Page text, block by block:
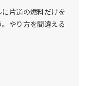
片道の燃料だけを
やり方を間違える